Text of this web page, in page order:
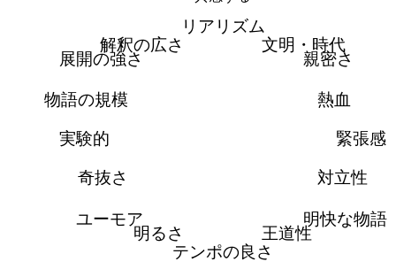
リアリズム
文明・時代
親密さ
熱血
緊張感
対立性
明快な物語
王道性
テンポの良さ
明るさ
ユーモア
奇抜さ
実験的
物語の規模
展開の強さ
解釈の広さ